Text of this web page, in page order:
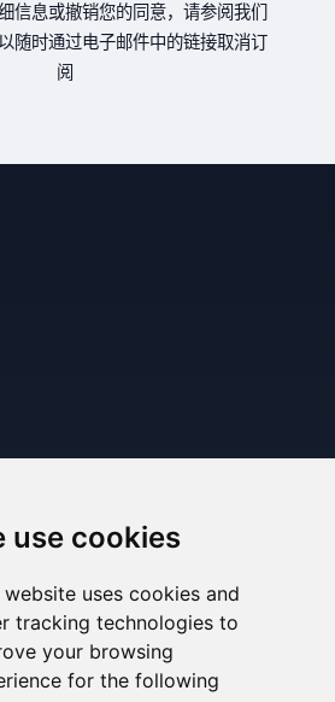
use cookies
website uses cookies and
tracking technologies to
your browsing
for the following
信息或撤销您的同意，请参阅我们
随时通过电子邮件中的链接取消订
阅